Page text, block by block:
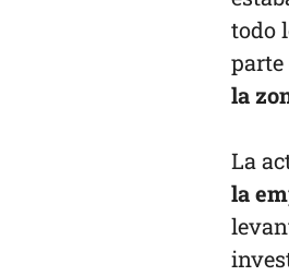
todo
parte
la
La
la